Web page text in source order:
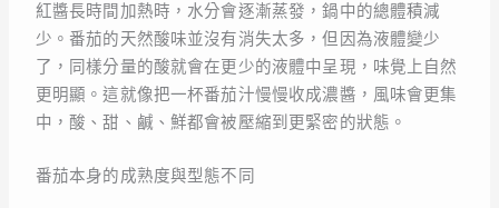
紅醬長時間加熱時，水分會逐漸蒸發，鍋中的總體積減
少。番茄的天然酸味並沒有消失太多，但因為液體變少
了，同樣分量的酸就會在更少的液體中呈現，味覺上自然
更明顯。這就像把一杯番茄汁慢慢收成濃醬，風味會更集
中，酸、甜、鹹、鮮都會被壓縮到更緊密的狀態。
番茄本身的成熟度與型態不同